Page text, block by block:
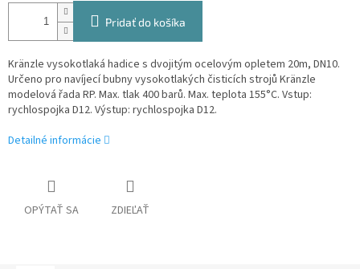
Pridať do košíka
Kränzle vysokotlaká hadice s dvojitým ocelovým opletem 20m, DN10.
Určeno pro navíjecí bubny vysokotlakých čisticích strojů Kränzle
modelová řada RP. Max. tlak 400 barů. Max. teplota 155°C. Vstup:
rychlospojka D12. Výstup: rychlospojka D12.
Detailné informácie
OPÝTAŤ SA ZDIEĽAŤ